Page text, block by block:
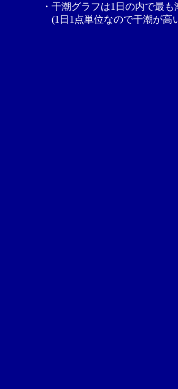
・干潮グラフは1日の内で最
(1日1点単位なので干潮が高